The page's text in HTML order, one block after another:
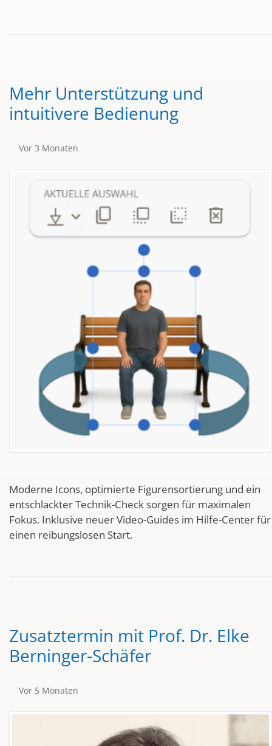
Mehr Unterstützung und
intuitivere Bedienung
Publikationsdatum
Vor 3 Monaten
Moderne Icons, optimierte Figurensortierung und ein
entschlackter Technik-Check sorgen für maximalen
Fokus. Inklusive neuer Video-Guides im Hilfe-Center für
einen reibungslosen Start.
Zusatztermin mit Prof. Dr. Elke
Berninger‑Schäfer
Publikationsdatum
Vor 5 Monaten